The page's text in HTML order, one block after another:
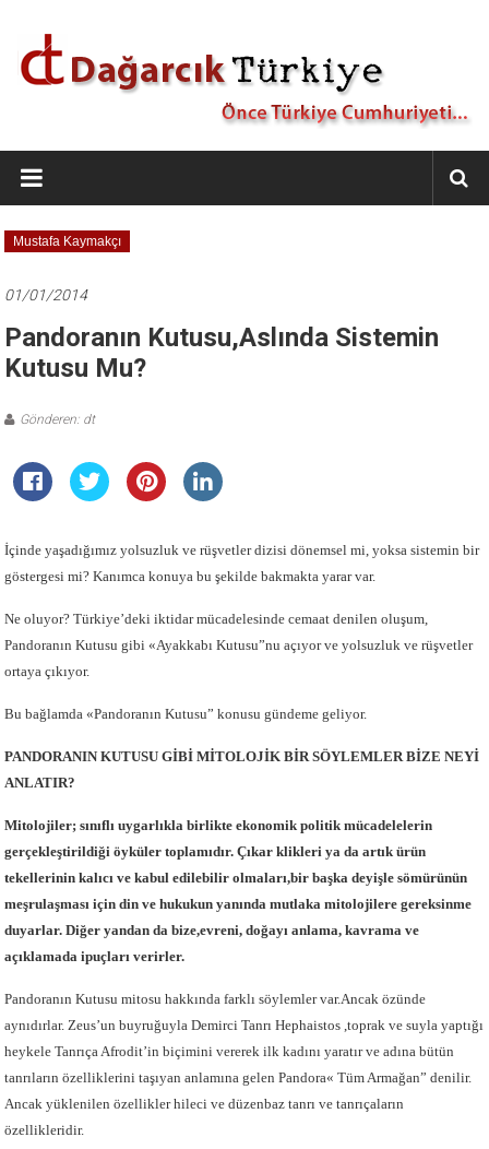
Dağarcık
Türkiye
Önce
Türkiye
Mustafa Kaymakçı
01/01/2014
Pandoranın Kutusu,Aslında Sistemin
Kutusu Mu?
Gönderen: dt
İçinde yaşadığımız yolsuzluk ve rüşvetler dizisi dönemsel mi, yoksa sistemin bir
göstergesi mi? Kanımca konuya bu şekilde bakmakta yarar var.
Ne oluyor? Türkiye’deki iktidar mücadelesinde cemaat denilen oluşum,
Pandoranın Kutusu gibi «Ayakkabı Kutusu”nu açıyor ve yolsuzluk ve rüşvetler
ortaya çıkıyor.
Bu bağlamda «Pandoranın Kutusu” konusu gündeme geliyor.
PANDORANIN KUTUSU GİBİ MİTOLOJİK BİR SÖYLEMLER BİZE NEYİ
ANLATIR?
Mitolojiler; sınıflı uygarlıkla birlikte ekonomik politik mücadelelerin
gerçekleştirildiği öyküler toplamıdır. Çıkar klikleri ya da artık ürün
tekellerinin kalıcı ve kabul edilebilir olmaları,bir başka deyişle sömürünün
meşrulaşması için din ve hukukun yanında mutlaka mitolojilere gereksinme
duyarlar. Diğer yandan da bize,evreni, doğayı anlama, kavrama ve
açıklamada ipuçları verirler.
Pandoranın Kutusu mitosu hakkında farklı söylemler var.Ancak özünde
aynıdırlar. Zeus’un buyruğuyla Demirci Tanrı Hephaistos ,toprak ve suyla yaptığı
heykele Tanrıça Afrodit’in biçimini vererek ilk kadını yaratır ve adına bütün
tanrıların özelliklerini taşıyan anlamına gelen Pandora« Tüm Armağan” denilir.
Ancak yüklenilen özellikler hileci ve düzenbaz tanrı ve tanrıçaların
özellikleridir.